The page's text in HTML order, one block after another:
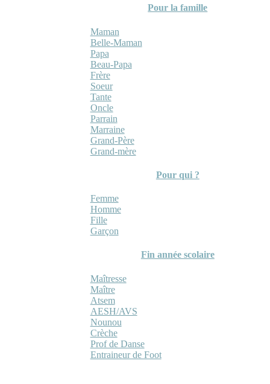
Pour la famille
Maman
Belle-Maman
Papa
Beau-Papa
Frère
Soeur
Tante
Oncle
Parrain
Marraine
Grand-Père
Grand-mère
Pour qui ?
Femme
Homme
Fille
Garçon
Fin année scolaire
Maîtresse
Maître
Atsem
AESH/AVS
Nounou
Crèche
Prof de Danse
Entraineur de Foot